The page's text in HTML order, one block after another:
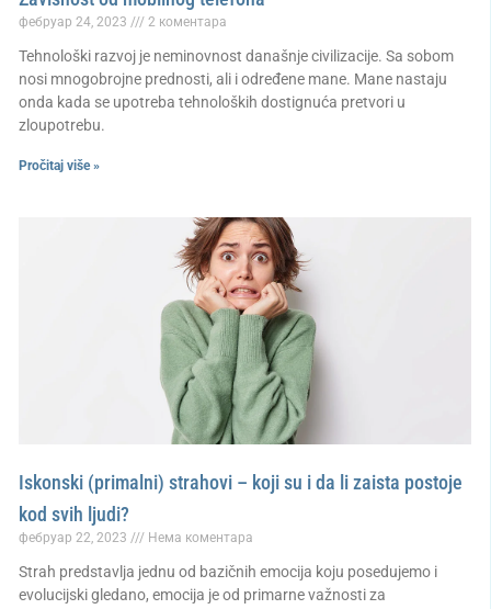
фебруар 24, 2023 2 коментара
Tehnološki razvoj je neminovnost današnje civilizacije. Sa sobom
nosi mnogobrojne prednosti, ali i određene mane. Mane nastaju
onda kada se upotreba tehnoloških dostignuća pretvori u
zloupotrebu.
Pročitaj više »
Iskonski (primalni) strahovi – koji su i da li zaista postoje
kod svih ljudi?
фебруар 22, 2023 Нема коментара
Strah predstavlja jednu od bazičnih emocija koju posedujemo i
evolucijski gledano, emocija je od primarne važnosti za